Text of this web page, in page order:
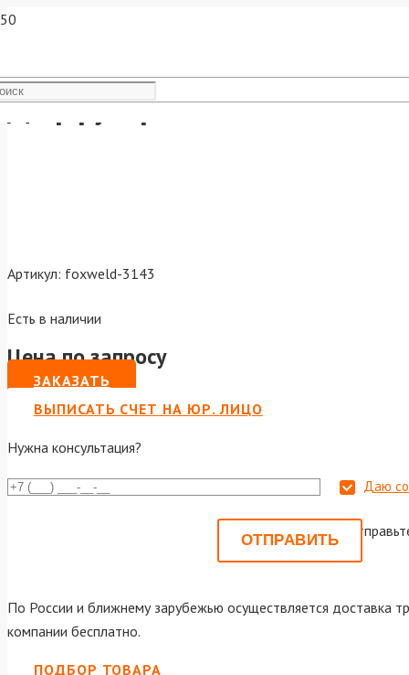
Диффузор газовый А101-
Артикул: foxweld-3143
Есть в наличии
Цена по запросу
ЗАКАЗАТЬ
ВЫПИСАТЬ СЧЕТ НА ЮР. ЛИЦО
Нужна консультация?
Даю
Или
По России и ближнему зарубежью осуществляется доставка
компании бесплатно.
ПОДБОР ТОВАРА